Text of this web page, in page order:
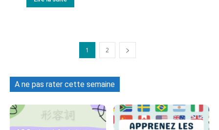
1 2
A ne pas rater cette semaine